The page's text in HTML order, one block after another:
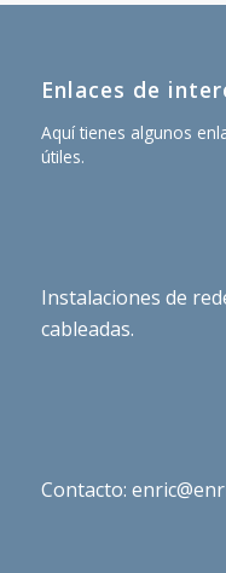
Enlaces de
Aquí tienes algunos
útiles.
Instalaciones de
cableadas.
Contacto: